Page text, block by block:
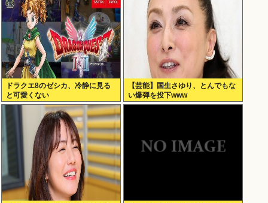
ドラクエ8のゼシカ、冷静に見る
と可愛くない
【芸能】国生さゆり、とんでもな
い爆弾を投下www